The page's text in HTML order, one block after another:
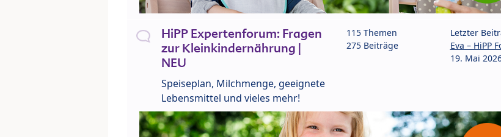
HiPP Expertenforum: Fragen
zur Kleinkindernährung |
NEU
Speiseplan, Milchmenge, geeignete
Lebensmittel und vieles mehr!
115 Themen
275 Beiträge
Letzter
Eva – HiPP
19. Mai